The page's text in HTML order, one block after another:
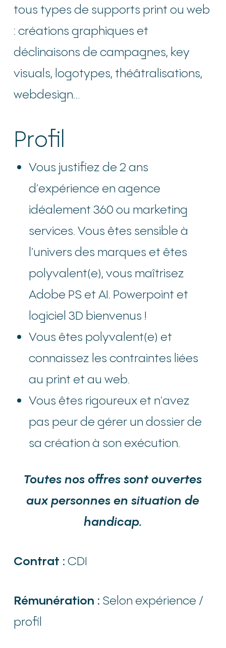
tous types de supports print ou web
: créations graphiques et
déclinaisons de campagnes, key
visuals, logotypes, théâtralisations,
webdesign…
Profil
Vous justifiez de 2 ans
d’expérience en agence
idéalement 360 ou marketing
services. Vous êtes sensible à
l’univers des marques et êtes
polyvalent(e), vous maîtrisez
Adobe PS et AI. Powerpoint et
logiciel 3D bienvenus !
Vous êtes polyvalent(e) et
connaissez les contraintes liées
au print et au web.
Vous êtes rigoureux et n’avez
pas peur de gérer un dossier de
sa création à son exécution.
Toutes nos offres sont ouvertes
aux personnes en situation de
handicap.
Contrat :CDI
Rémunération : Selon expérience /
profil